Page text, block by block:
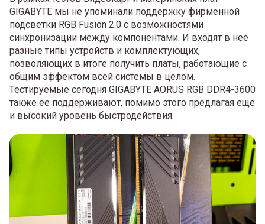
GIGABYTE мы не упоминали поддержку фирменной
подсветки RGB Fusion 2.0 с возможностями
синхронизации между компонентами. И входят в нее
разные типы устройств и комплектующих,
позволяющих в итоге получить платы, работающие с
общим эффектом всей системы в целом.
Тестируемые сегодня GIGABYTE AORUS RGB DDR4-3600
также ее поддерживают, помимо этого предлагая еще
и высокий уровень быстродействия.